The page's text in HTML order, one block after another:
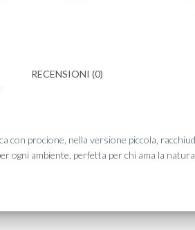
RECENSIONI (0)
con procione, nella versione piccola,
ogni ambiente, perfetta per chi ama la